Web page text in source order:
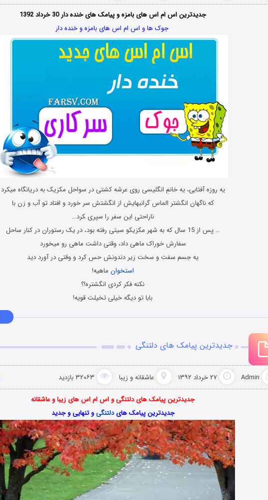
جدیدترین اس ام اس های بامزه و پیامک های خنده دار 30 خرداد 1392
جوک ها و اس ام اس های بامزه و خنده دار
ﯾﻪ ﺭﻭﺯﻩ ﺁﻓﺘﺎﺑﯽ، ﯾﻪ ﺧﺎﻧﻢِ ﺍﻧﮕﻠﯿﺴﯽ ﺭﻭﯼ ﻋﺮﺷﻪ ﮐﺸﺘﯽ ﺩﺭ ﺳﻮﺍﺣﻞ ﻣﮑﺰﯾﮏ ﺑﻪ ﺩﺭﯾﺎﻧﮕﺎﻩ ﻣﯿﮑﺮﺩ
ﮐﻪ ﻧﺎﮔﻬﺎﻥ ﺍﻧﮕﺸﺘﺮ ﺍﻟﻤﺎﺱ ﮔﺮﺍﻧﺒﻬﺎﯾﺶ ﺍﺯ ﺍﻧﮕﺸﺘﺶ ﺳﺮ ﺧﻮﺭﺩ ﻭ ﺍﻓﺘﺎﺩ ﺗﻮ ﺁﺏ ﻭ ﺯﻥ ﺑﺎ
ﻧﺎﺭﺍﺣﺘﯽ ﺍﯾﻦ ﺳﻔﺮ ﺭﺍ ﺳﭙﺮی ﮑﺮﺩ…
… ﭘﺲ ﺍﺯ 15 ﺳﺎﻝ ﮐﻪ ﺑﻪ ﺷﻬﺮ ﻣﮑﺰﯾﮑﻮ ﺳﯿﺘﯽ ﺭﻓﺘﻪ ﺑﻮﺩ، ﺩﺭ ﯾﮏ ﺭﺳﺘﻮﺭﺍﻥ ﺩﺭ ﮐﻨﺎﺭ ﺳﺎﺣﻞ
ﺳﻔﺎﺭﺵ ﺧﻮﺭﺍﮎ ﻣﺎﻫﯽ ﺩﺍﺩ، ﻭﻗﺘﯽ ﺩﺍﺷﺖ ﻣﺎﻫﯽ ﺭﻭ ﻣﯿﺨﻮﺭﺩ
ﯾﻪ ﺟﺴﻢ ﺳﻔﺖ ﻭ ﺳﺨﺖ ﺯﯾﺮ ﺩﻧﺪﻭﻧﺶ ﺣﺲ ﮐﺮﺩ ﻭ ﻭﻗﺘﯽ ﺩﺭ ﺁﻭﺭﺩ ﺩﯾﺪ
ﺍﺳﺘﺨﻮﺍﻥ ﻣﺎﻫﯿﻪ!
ﻧﮑﻨﻪ ﻓﮑﺮ ﮐﺮﺩﯼ ﺍﻧﮕﺸﺘﺮﻩ!؟
ﺑﺎﺑﺎ ﺗﻮ ﺩﯾﮕﻪ ﺧﯿﻠﯽ ﺗﺨﯿﻠﺖ ﻗﻮﯾﻪ!
جدیدترین پیامک های دلتنگی
Admin ۲۷ خرداد ۱۳۹۲ عاشقانه و زیبا ۳۲۰۶۳ بازدید
جدیدترین پیامک های دلتنگی و اس ام اس های زیبا و عاشقانه
جدیدترین پیامک هایدلتنگیو تنهایی و جدید